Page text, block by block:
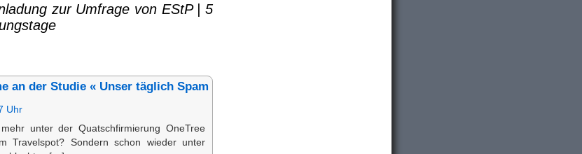
zur Umfrage von EStP | 5
an der Studie « Unser täglich Spam
Uhr
unter der Quatschfirmierung OneTree
Travelspot? Sondern schon wieder unter